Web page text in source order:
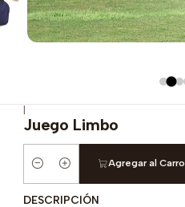
|
Juego Limbo
Cantidad
Agregar al Carro
DESCRIPCIÓN